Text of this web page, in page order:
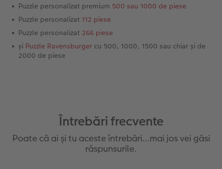
Puzzle personalizat premium 500 sau 1000 de piese
Puzzle personalizat 112 piese
Puzzle personalizat 266 piese
și Puzzle Ravensburger cu 500, 1000, 1500 sau chiar și de
2000 de piese
Întrebări frecvente
Poate că ai și tu aceste întrebări...mai jos vei găsi
răspunsurile.